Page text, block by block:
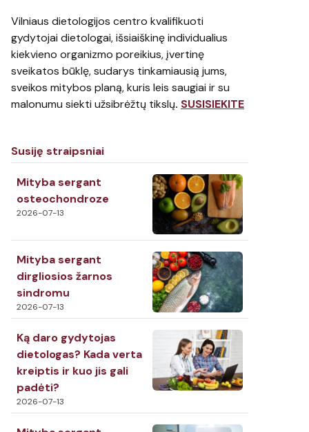
Vilniaus dietologijos centro kvalifikuoti
gydytojai dietologai, išsiaiškinę individualius
kiekvieno organizmo poreikius, įvertinę
sveikatos būklę, sudarys tinkamiausią jums,
sveikos mitybos planą, kuris leis saugiai ir su
malonumu siekti užsibrėžtų tikslų. SUSISIEKITE
Susiję straipsniai
Mityba sergant
osteochondroze
2026-07-13
Mityba sergant
dirgliosios žarnos
sindromu
2026-07-13
Ką daro gydytojas
dietologas? Kada verta
kreiptis ir kuo jis gali
padėti?
2026-07-13